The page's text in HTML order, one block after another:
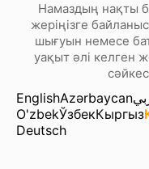
Намаздың нақты
жеріңізге
шығуын немесе
уақыт әлі келген
EnglishAzərbaycan
O'zbekЎзбекКыргыз
Deutsch